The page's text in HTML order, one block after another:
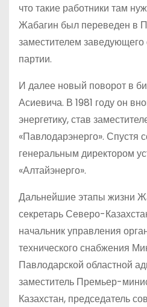
что такие работники там
Жабагин был переведен в
заместителем
партии.
И далее новый поворот в
Асиевича. В 1981 году он
энергетику, став
«Павлодарэнерго». Спустя
генеральным директором
«Алтайэнерго».
Дальнейшие этапы жизни
секретарь Северо-
начальник управления
технического снабжения
Павлодарской областной
заместитель Премьер-
Казахстан, председатель